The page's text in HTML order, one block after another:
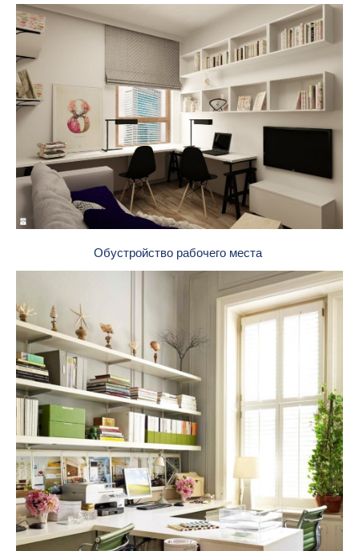
Обустройство рабочего места